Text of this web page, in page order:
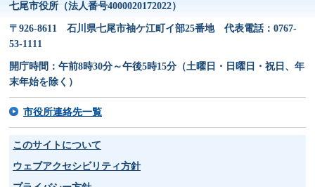
七尾市役所（法人番号4000020172022）
〒926-8611 石川県七尾市袖ケ江町イ部25番地 代表電話：0767-
53-1111
開庁時間：午前8時30分～午後5時15分（土曜日・日曜日・祝日、年
末年始を除く）
市役所連絡先一覧
このサイトについて
ウェブアクセシビリティ方針